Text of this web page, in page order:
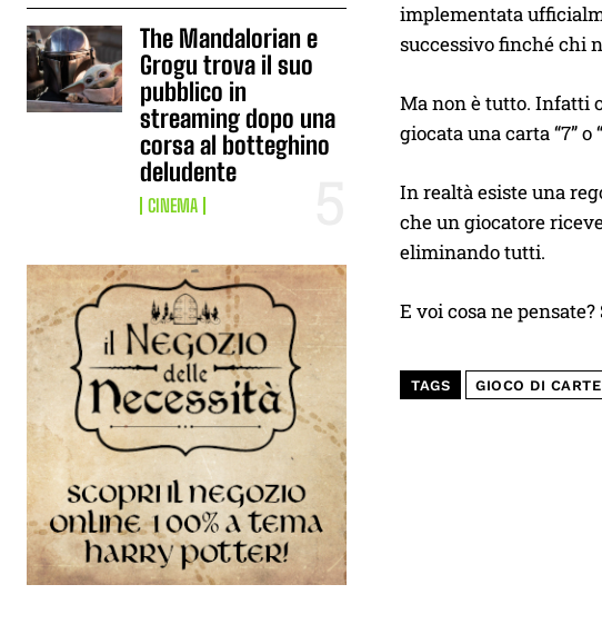
The Mandalorian e
Grogu trova il suo
pubblico in
streaming dopo una
corsa al botteghino
deludente
CINEMA
implementata
successivo finché chi
Ma non è tutto. Infatti
giocata una carta “7” o
In realtà esiste una
che un giocatore
eliminando tutti.
E voi cosa ne
TAGS GIOCO DI CARTE